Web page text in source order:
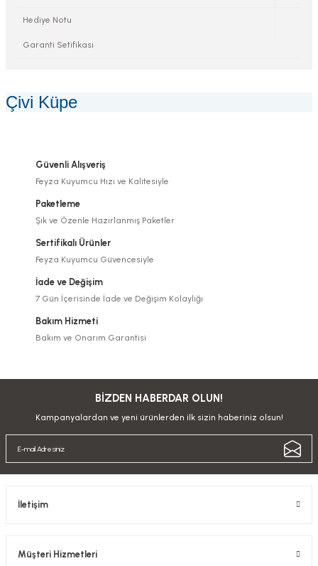
Hediye Notu
Garanti Setifikası
Çivi Küpe
Güvenli Alışveriş
Feyza Kuyumcu Hızı ve Kalitesiyle
Paketleme
Şık ve Özenle Hazırlanmış Paketler
Sertifikalı Ürünler
Feyza Kuyumcu Güvencesiyle
İade ve Değişim
7 Gün İçerisinde İade ve Değişim Kolaylığı
Bakım Hizmeti
Bakım ve Onarım Garantisi
BİZDEN HABERDAR OLUN!
Kampanyalardan ve yeni ürünlerden ilk sizin haberiniz olsun!
İletişim
Müşteri Hizmetleri